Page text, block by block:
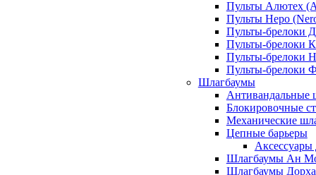
Пульты Алютех
Пульты Неро
Пульты-брелоки
Пульты-брелоки
Пульты-брелоки
Пульты-брелоки
Шлагбаумы
Антивандальные
Блокировочные
Механические
Цепные барьеры
Аксессуары
Шлагбаумы Ан
Шлагбаумы